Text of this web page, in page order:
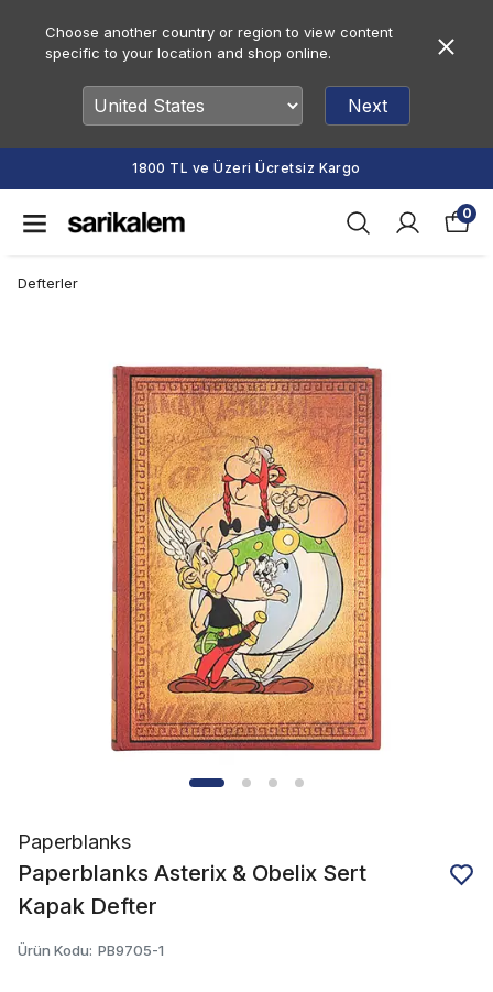
Choose another country or region to view content
specific to your location and shop online.
Next
1800 TL ve Üzeri Ücretsiz Kargo
0
Defterler
Paperblanks
Paperblanks Asterix & Obelix Sert
Kapak Defter
Ürün Kodu: PB9705-1